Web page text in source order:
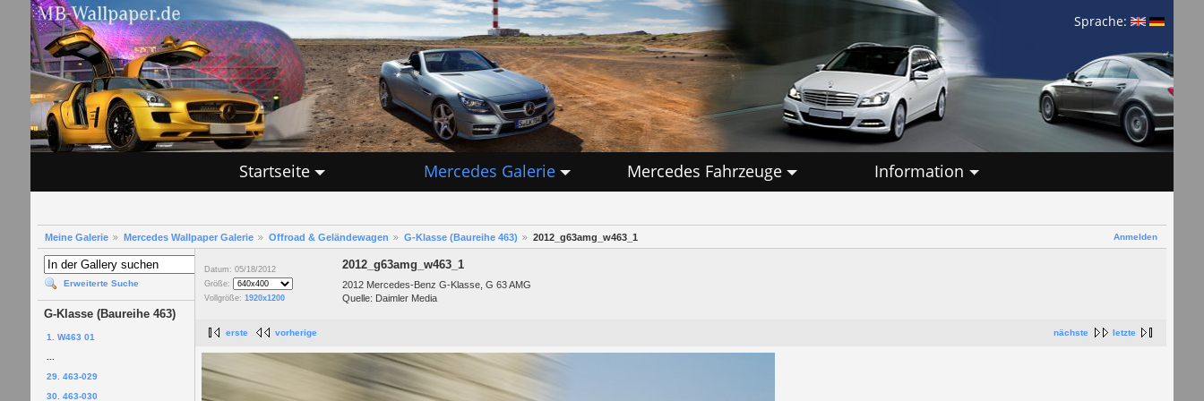
Sprache:
Startseite Mercedes Galerie Mercedes Fahrzeuge Information
Anmelden
Meine Galerie Mercedes Wallpaper Galerie Offroad & Geländewagen G-Klasse (Baureihe 463) 2012_g63amg_w463_1
Erweiterte Suche
G-Klasse (Baureihe 463)
1. W463 01
29. 463-029
30. 463-030
Datum: 05/18/2012
Größe:
Vollgröße: 1920x1200
2012_g63amg_w463_1
2012 Mercedes-Benz G-Klasse, G 63 AMG
Quelle: Daimler Media
nächste letzte
erste vorherige